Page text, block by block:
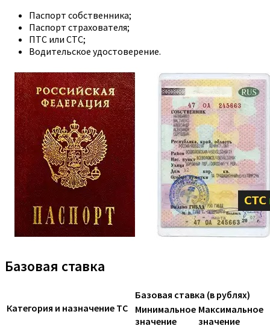
Паспорт собственника;
Паспорт страхователя;
ПТС или СТС;
Водительское удостоверение.
Базовая ставка
Категория и назначение ТС
Базовая ставка (в рублях)
Минимальное
значение
Максимальное
значение